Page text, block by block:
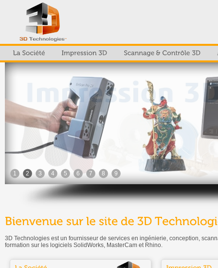
1 2 3 4 5 6 7 8 9
3D Technologies est un fournisseur de services en ingénierie, conception,
formation sur les logiciels SolidWorks, MasterCam et Rhino.